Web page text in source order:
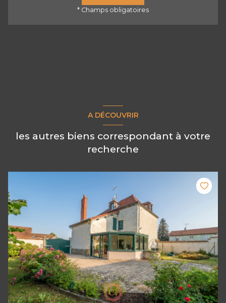
* Champs obligatoires
A DÉCOUVRIR
les autres biens correspondant à votre
recherche